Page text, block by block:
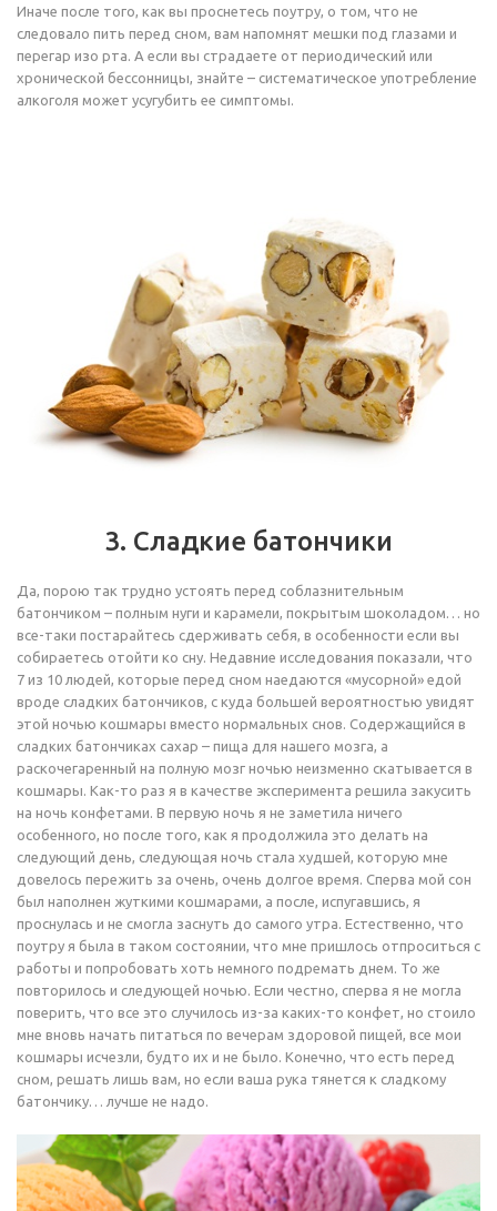
Иначе после того, как вы проснетесь поутру, о том, что не
следовало пить перед сном, вам напомнят мешки под глазами и
перегар изо рта. А если вы страдаете от периодический или
хронической бессонницы, знайте – систематическое употребление
алкоголя может усугубить ее симптомы.
3. Сладкие батончики
Да, порою так трудно устоять перед соблазнительным
батончиком – полным нуги и карамели, покрытым шоколадом… но
все-таки постарайтесь сдерживать себя, в особенности если вы
собираетесь отойти ко сну. Недавние исследования показали, что
7 из 10 людей, которые перед сном наедаются «мусорной» едой
вроде сладких батончиков, с куда большей вероятностью увидят
этой ночью кошмары вместо нормальных снов. Содержащийся в
сладких батончиках сахар – пища для нашего мозга, а
раскочегаренный на полную мозг ночью неизменно скатывается в
кошмары. Как-то раз я в качестве эксперимента решила закусить
на ночь конфетами. В первую ночь я не заметила ничего
особенного, но после того, как я продолжила это делать на
следующий день, следующая ночь стала худшей, которую мне
довелось пережить за очень, очень долгое время. Сперва мой сон
был наполнен жуткими кошмарами, а после, испугавшись, я
проснулась и не смогла заснуть до самого утра. Естественно, что
поутру я была в таком состоянии, что мне пришлось отпроситься с
работы и попробовать хоть немного подремать днем. То же
повторилось и следующей ночью. Если честно, сперва я не могла
поверить, что все это случилось из-за каких-то конфет, но стоило
мне вновь начать питаться по вечерам здоровой пищей, все мои
кошмары исчезли, будто их и не было. Конечно, что есть перед
сном, решать лишь вам, но если ваша рука тянется к сладкому
батончику… лучше не надо.